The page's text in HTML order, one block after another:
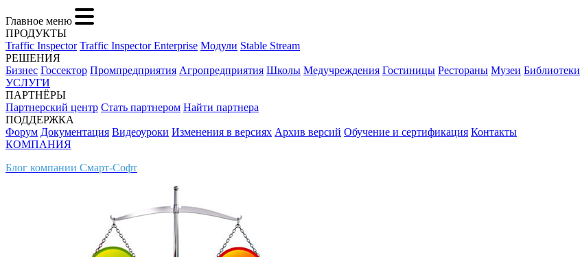
Главное меню
ПРОДУКТЫ
Traffic Inspector Traffic Inspector Enterprise Модули Stable Stream
РЕШЕНИЯ
Бизнес Госсектор Промпредприятия Агропредприятия Школы Медучреждения Гостиницы Рестораны Музеи Библиотеки
УСЛУГИ
ПАРТНЁРЫ
Партнерский центр Стать партнером Найти партнера
ПОДДЕРЖКА
Форум Документация Видеоуроки Изменения в версиях Архив версий Обучение и сертификация Контакты
КОМПАНИЯ
Блог компании Смарт-Софт